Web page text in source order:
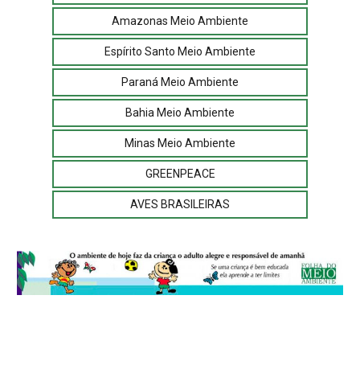
Amazonas Meio Ambiente
Espírito Santo Meio Ambiente
Paraná Meio Ambiente
Bahia Meio Ambiente
Minas Meio Ambiente
GREENPEACE
AVES BRASILEIRAS